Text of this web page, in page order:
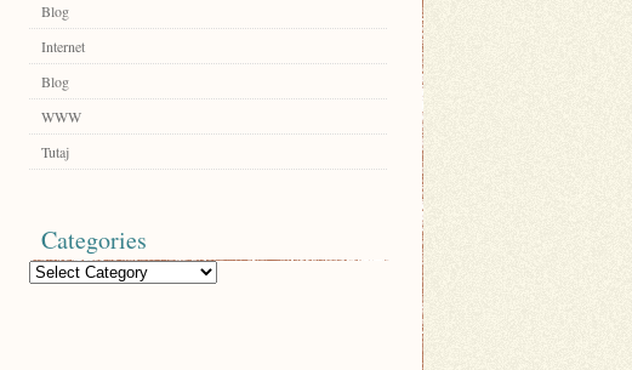
Blog
Internet
Blog
WWW
Tutaj
Categories
Categories